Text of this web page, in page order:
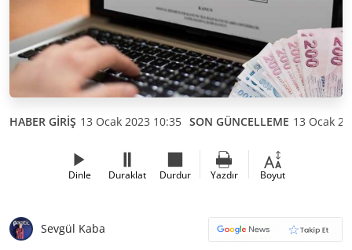
HABER GİRİŞ 13 Ocak 2023 10:35 SON GÜNCELLEME 13 Ocak
Dinle Duraklat Durdur Yazdır Boyut
Sevgül Kaba